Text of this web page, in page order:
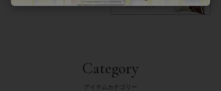
Category
アイテムカテゴリー